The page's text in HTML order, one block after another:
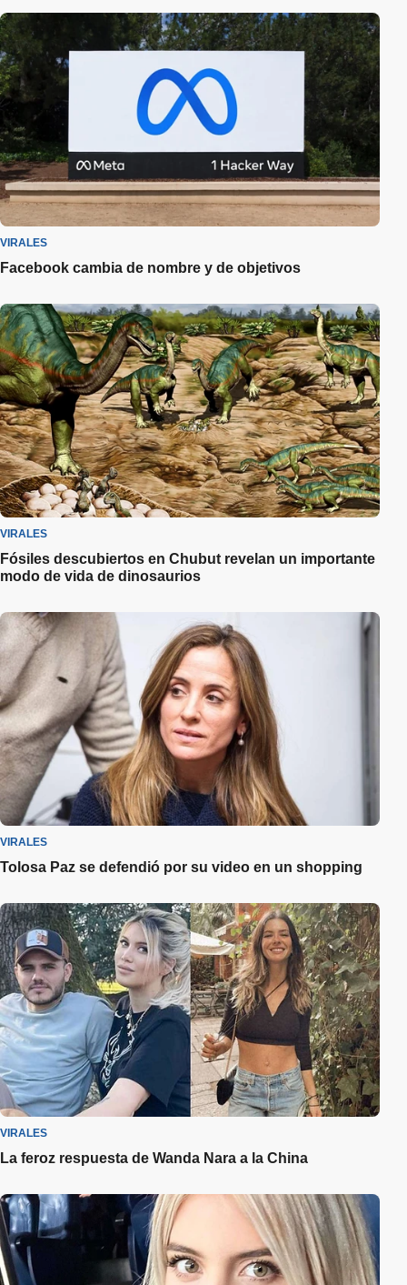
VIRALES
Facebook cambia de nombre y de objetivos
VIRALES
Fósiles descubiertos en Chubut revelan un importante
modo de vida de dinosaurios
VIRALES
Tolosa Paz se defendió por su video en un shopping
VIRALES
La feroz respuesta de Wanda Nara a la China